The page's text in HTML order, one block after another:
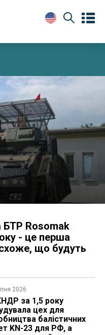
БТР Rosomak
- це перша
схоже, що будуть
2026
за 1,5 року
цех для
балістичних
KN-23 для РФ, а